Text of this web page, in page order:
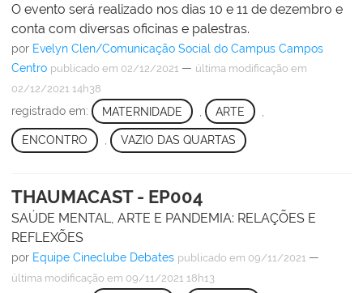
O evento será realizado nos dias 10 e 11 de dezembro e
conta com diversas oficinas e palestras.
por Evelyn Clen/Comunicação Social do Campus Campos
Centro publicado em 02/12/2021 — última modificação em
02/12/2021 14h38
registrado em: MATERNIDADE ARTE
ENCONTRO , VAZIO DAS QUARTAS
THAUMACAST - EP004
SAÚDE MENTAL, ARTE E PANDEMIA: RELAÇÕES E
REFLEXÕES
por Equipe Cineclube Debates publicado em 09/11/2021 —
última modificação em 09/11/2021 18h13